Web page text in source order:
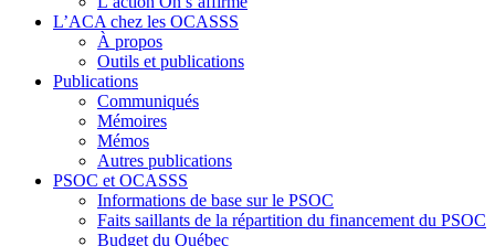
L’ACA chez les OCASSS
À propos
Outils et publications
Publications
Communiqués
Mémoires
Mémos
Autres publications
PSOC et OCASSS
Informations de base sur le PSOC
Faits saillants de la répartition du financement du PSOC
Budget du Québec